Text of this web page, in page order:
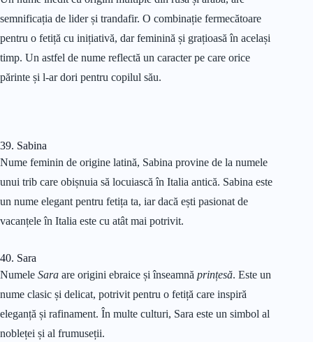
semnificația de lider și trandafir. O combinație fermecătoare
pentru o fetiță cu inițiativă, dar feminină și grațioasă în același
timp. Un astfel de nume reflectă un caracter pe care orice
părinte și l-ar dori pentru copilul său.
39. Sabina
Nume feminin de origine latină, Sabina provine de la numele
unui trib care obișnuia să locuiască în Italia antică. Sabina este
un nume elegant pentru fetița ta, iar dacă ești pasionat de
vacanțele în Italia este cu atât mai potrivit.
40. Sara
Numele Sara are origini ebraice și înseamnă prințesă. Este un
nume clasic și delicat, potrivit pentru o fetiță care inspiră
eleganță și rafinament. În multe culturi, Sara este un simbol al
nobleței și al frumuseții.